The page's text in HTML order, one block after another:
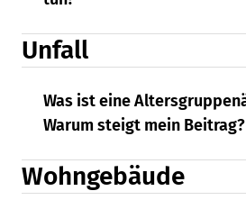
Unfall
Was ist eine
Warum steigt mein Beitrag?
Wohngebäude